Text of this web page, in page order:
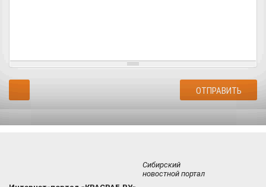
Сибирский
новостной портал